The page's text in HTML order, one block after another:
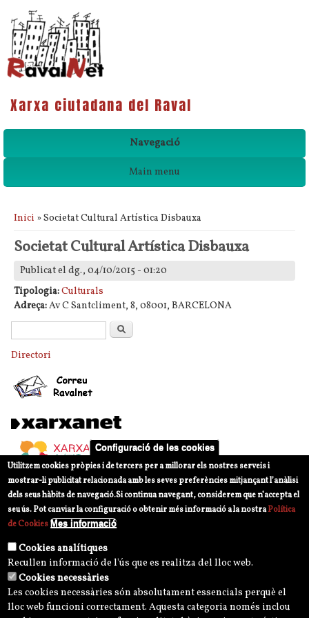
Xarxa ciutadana del Raval
Navegació
Main menu
Esteu aquí
Inici » Societat Cultural Artística Disbauxa
Societat Cultural Artística Disbauxa
Publicat el dg., 04/10/2015 - 01:20
Tipologia:Culturals
Adreça:Av C Santcliment, 8, 08001, BARCELONA
Formulari de cercaCerca
Directori
Configuració de les cookies
Utilitzem cookies pròpies i de tercers per a millorar els nostres serveis i
mostrar-li publicitat relacionada amb les seves preferències mitjançant l’anàlisi
dels seus hàbits de navegació.Si continua navegant, considerem que n’accepta el
seu ús. Pot canviar la configuració o obtenir més informació a la nostraPolítica
de Cookies Mes informació
Cookies analítiques
Recullen informació de l'ús que es realitza del lloc web.
Cookies necessàries
Les cookies necessàries són absolutament essencials perquè el
lloc web funcioni correctament. Aquesta categoria només inclou